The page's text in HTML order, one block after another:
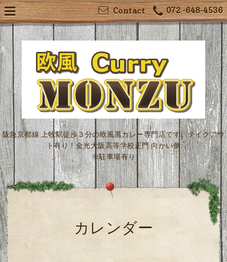
072 -648-4536
Contact
阪急京都線 上牧駅徒歩３分の欧風黒カレー専門店です。テイクアウ
ト有り！金光大阪高等学校正門 向かい側
※駐車場有り
カレンダー